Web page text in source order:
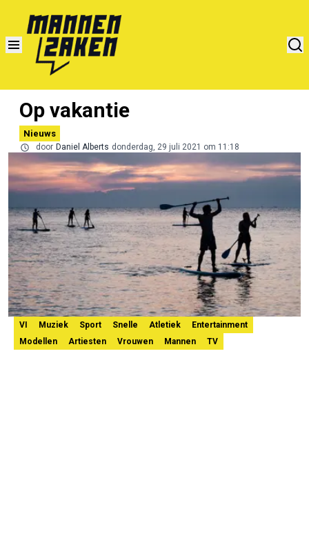
Op vakantie
Nieuws
door Daniel Alberts donderdag, 29 juli 2021 om 11:18
VI Muziek Sport Snelle Atletiek
Entertainment
Modellen
Artiesten Vrouwen Mannen TV